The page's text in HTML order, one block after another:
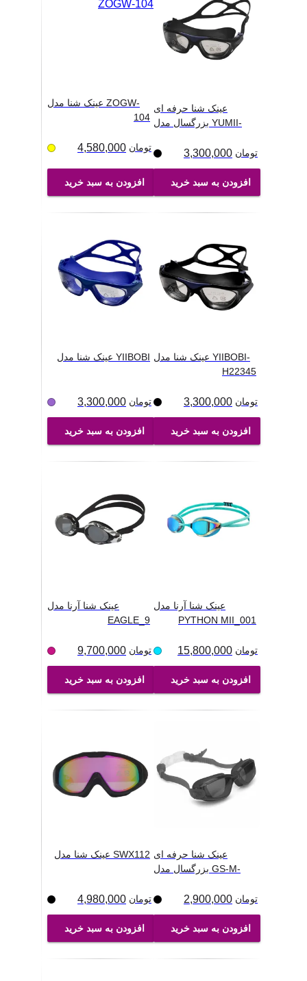
عینک شنا مدل ZOGW-
104
4,580,000 تومان
افزودن به سبد خرید
عینک شنا حرفه ای
بزرگسال مدل YUMII-
3,300,000 تومان
افزودن به سبد خرید
عینک شنا مدل YIIBOBI
3,300,000 تومان
افزودن به سبد خرید
عینک شنا مدل YIIBOBI-
H22345
3,300,000 تومان
افزودن به سبد خرید
عینک شنا آرنا مدل
EAGLE_9
9,700,000 تومان
افزودن به سبد خرید
عینک شنا آرنا مدل
PYTHON MII_001
15,800,000 تومان
افزودن به سبد خرید
عینک شنا مدل SWX112
4,980,000 تومان
افزودن به سبد خرید
عینک شنا حرفه ای
بزرگسال مدل GS-M-
2,900,000 تومان
افزودن به سبد خرید